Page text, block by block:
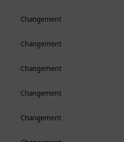
Changement
Changement
Changement
Changement
Changement